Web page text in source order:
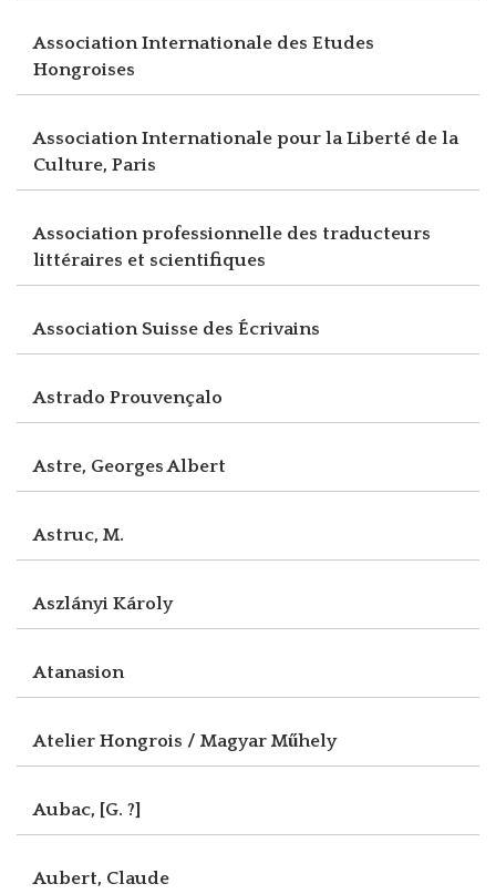
Association Internationale des Etudes
Hongroises
Association Internationale pour la Liberté de la
Culture, Paris
Association professionnelle des traducteurs
littéraires et scientifiques
Association Suisse des Écrivains
Astrado Prouvençalo
Astre, Georges Albert
Astruc, M.
Aszlányi Károly
Atanasion
Atelier Hongrois / Magyar Műhely
Aubac, [G. ?]
Aubert, Claude